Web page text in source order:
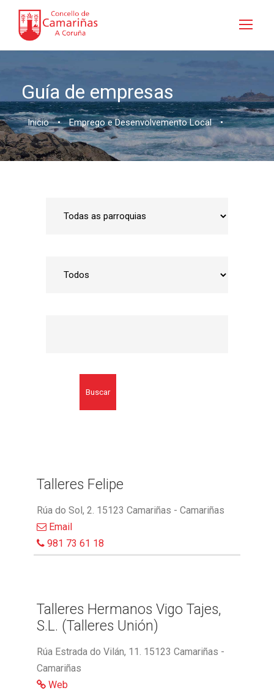
Guía de empresas
Inicio • Emprego e Desenvolvemento Local •
Buscar
Talleres Felipe
Rúa do Sol, 2. 15123 Camariñas - Camariñas
Email
981 73 61 18
Talleres Hermanos Vigo Tajes,
S.L. (Talleres Unión)
Rúa Estrada do Vilán, 11. 15123 Camariñas -
Camariñas
Web